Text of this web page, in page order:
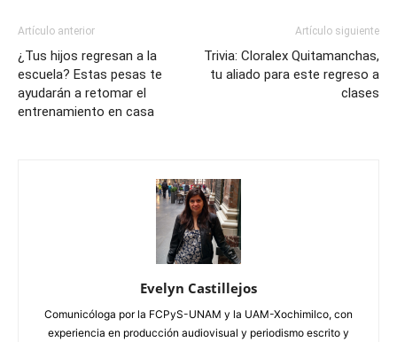
Artículo anterior
¿Tus hijos regresan a la
escuela? Estas pesas te
ayudarán a retomar el
entrenamiento en casa
Artículo siguiente
Trivia: Cloralex Quitamanchas,
tu aliado para este regreso a
clases
Evelyn Castillejos
Comunicóloga por la FCPyS-UNAM y la UAM-Xochimilco, con
experiencia en producción audiovisual y periodismo escrito y